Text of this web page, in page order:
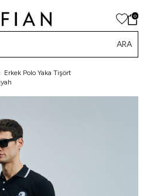
0
ARA
Erkek Polo Yaka Tişört